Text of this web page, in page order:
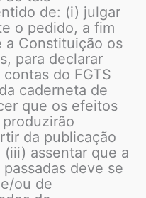
de: (i) julgar
o pedido, a fim
a Constituição os
para declarar
do FGTS
caderneta de
que os efeitos
da publicação
assentar que a
deve se
ou de